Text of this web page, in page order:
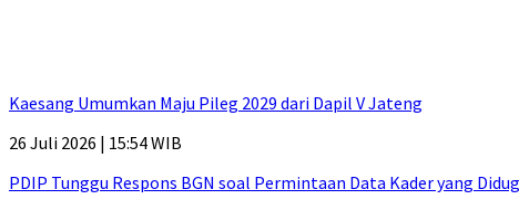
Kaesang Umumkan Maju Pileg 2029 dari Dapil V Jateng
26 Juli 2026 | 15:54 WIB
PDIP Tunggu Respons BGN soal Permintaan Data Kader yang